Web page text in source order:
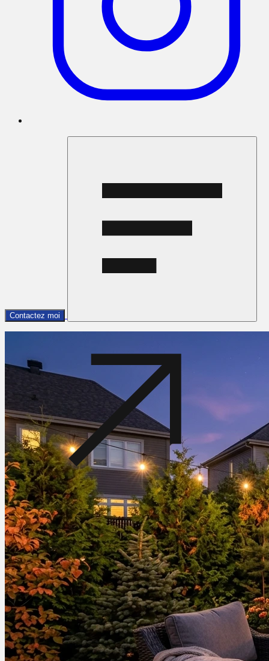
Contactez moi